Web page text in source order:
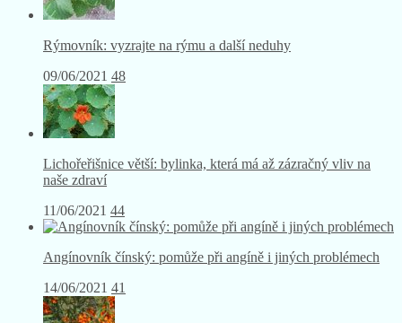
Rýmovník: vyzrajte na rýmu a další neduhy
09/06/2021 48
Lichořeřišnice větší: bylinka, která má až zázračný vliv na
naše zdraví
11/06/2021 44
Angínovník čínský: pomůže při angíně i jiných problémech
14/06/2021 41